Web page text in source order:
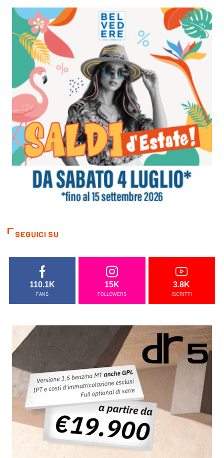
SEGUICI SU
110.1K
FANS
15K
FOLLOWERS
3.8K
ISCRITTI